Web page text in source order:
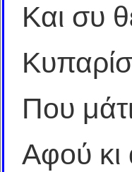
Και συ
Που
Αφού κι